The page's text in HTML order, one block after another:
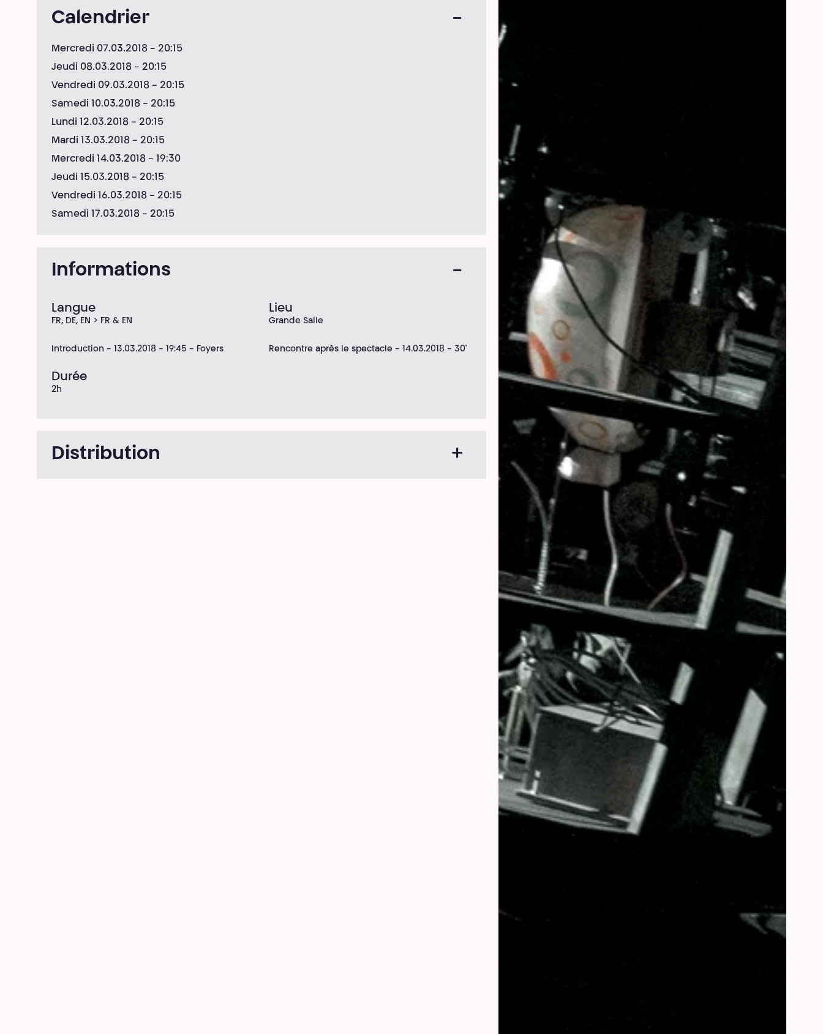
Calendrier
Mercredi 07.03.2018 - 20:15
Jeudi 08.03.2018 - 20:15
Vendredi 09.03.2018 - 20:15
Samedi 10.03.2018 - 20:15
Lundi 12.03.2018 - 20:15
Mardi 13.03.2018 - 20:15
Mercredi 14.03.2018 - 19:30
Jeudi 15.03.2018 - 20:15
Vendredi 16.03.2018 - 20:15
Samedi 17.03.2018 - 20:15
Informations
Langue
FR, DE, EN > FR & EN
Lieu
Grande Salle
Introduction - 13.03.2018 - 19:45 - Foyers Rencontre après le spectacle - 14.03.2018 - 30'
Durée
2h
Distribution